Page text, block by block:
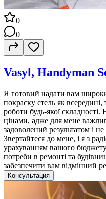
0
0
Vasyl, Handyman
Я готовий надати вам
покраску стель як всередині,
роботи будь-якої
цінами, адже для мене
задоволений результатом і
Звертайтеся до мене, і я з
урахуванням вашого бюджету
потреби в ремонті та
забезпечити вам відмінний
Консультация